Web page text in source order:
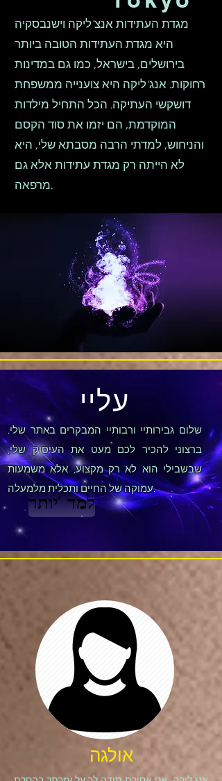
מגדת העתידות אנצ'ליקה וישנבסקיה
היא מגדת העתידות הטובה ביותר
בירושלים, בישראל, כמו גם במדינות
רחוקות. אנג'ליקה היא צוענייה ממשפחת
דושקשי העתיקה. הכל התחיל מילדות
המוקדמת, הם יזמו את סוד הקסם
והניחוש, למדתי הרבה מסבתא שלי, היא
לא הייתה רק מגדת עתידות אלא גם
מרפאה.
עליי
שלום גבירותיי ורבותיי המבקרים באתר שלי.
ברצוני להכיר לכם מעט את העיסוק שלי,
שבשבילי הוא לא רק מקצוע, אלא משמעות
עמוקה של החיים ותכלית מלמעלה.
למד 'יותר
אולגה